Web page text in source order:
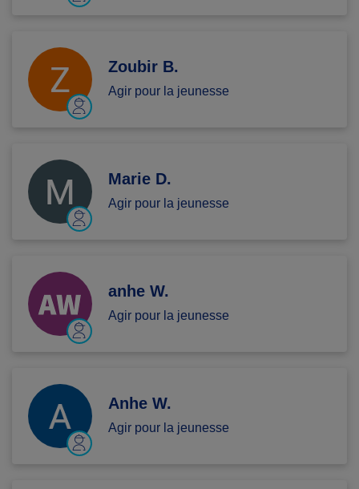
Zoubir B.
Agir pour la jeunesse
Marie D.
Agir pour la jeunesse
anhe W.
Agir pour la jeunesse
Anhe W.
Agir pour la jeunesse